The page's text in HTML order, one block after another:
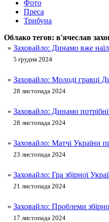
Фото
Преса
Трибуна
Облако тегов: в'ячеслав
» Заховайло: Динамо вже
5 грудня 2024
» Заховайло: Молоді гравці
28 листопада 2024
» Заховайло: Динамо
28 листопада 2024
» Заховайло: Матчі України
23 листопада 2024
» Заховайло: Гра збірної
21 листопада 2024
» Заховайло: Проблеми
17 листопада 2024